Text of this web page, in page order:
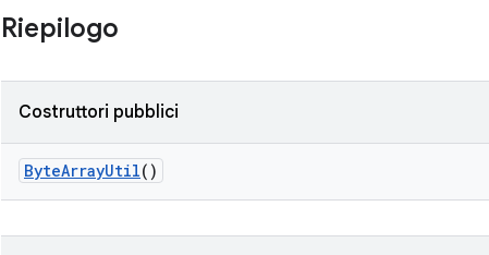
Riepilogo
Costruttori pubblici
ByteArrayUtil()